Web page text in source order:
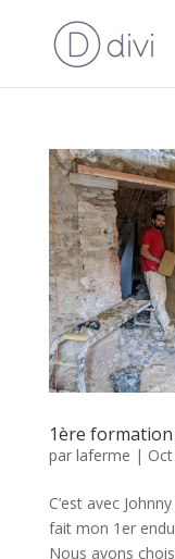
1ère
par laferme |
C’est avec
fait mon 1er
Nous avons